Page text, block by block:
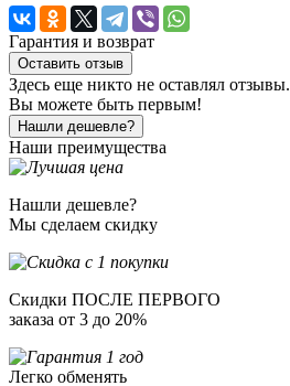
Гарантия и возврат
Оставить отзыв
Здесь еще никто не оставлял отзывы.
Вы можете быть первым!
Нашли дешевле?
Наши преимущества
Нашли дешевле?
Мы сделаем скидку
Скидки ПОСЛЕ ПЕРВОГО
заказа от 3 до 20%
Легко обменять